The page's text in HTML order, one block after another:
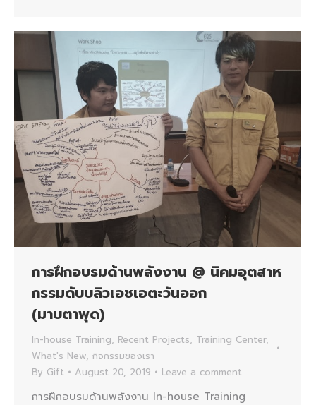
การฝึกอบรมด้านพลังงาน @ นิคมอุตสาห
กรรมดับบลิวเอชเอตะวันออก
(มาบตาพุด)
In-house Training, Recent Projects, Training Center,
What's New, กิจกรรมของเรา
By Gift August 20, 2019 Leave a comment
การฝึกอบรมด้านพลังงาน In-house Training